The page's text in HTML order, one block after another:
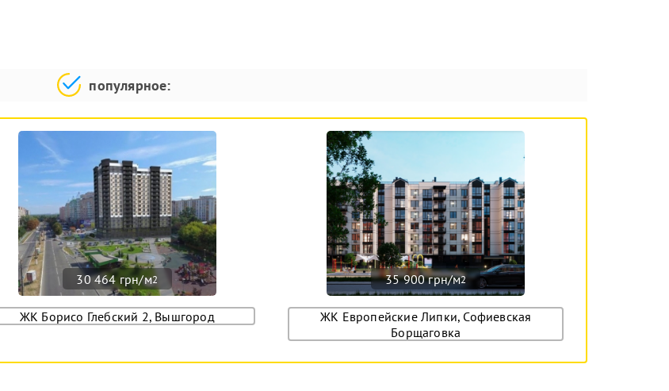
популярное:
30 464 грн/м2
ЖК Борисо Глебский 2, Вышгород
35 900 грн/м2
ЖК Европейские Липки, Софиевская
Борщаговка